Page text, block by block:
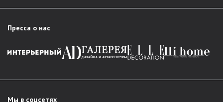
Пресса о нас
Мы в соцсетях